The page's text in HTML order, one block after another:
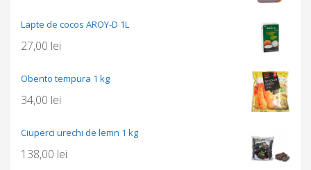
Lapte de cocos AROY-D 1L
27,00 lei
Obento tempura 1 kg
34,00 lei
Ciuperci urechi de lemn 1 kg
138,00 lei